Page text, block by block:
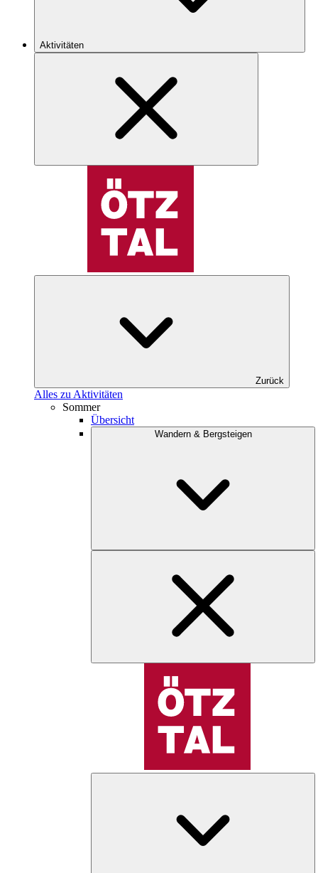
Aktivitäten
Zurück
Alles zu Aktivitäten
Sommer
Übersicht
Wandern & Bergsteigen